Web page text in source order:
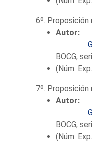
6º. Proposición
Autor:
BOCG,
(Núm.
7º.
Autor:
BOCG,
(Núm.